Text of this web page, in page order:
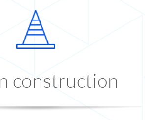
construction